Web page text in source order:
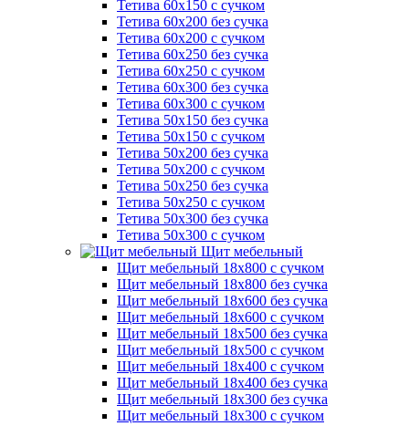
Тетива 60х150 с сучком
Тетива 60х200 без сучка
Тетива 60х200 с сучком
Тетива 60х250 без сучка
Тетива 60х250 с сучком
Тетива 60х300 без сучка
Тетива 60х300 с сучком
Тетива 50х150 без сучка
Тетива 50х150 с сучком
Тетива 50х200 без сучка
Тетива 50х200 с сучком
Тетива 50х250 без сучка
Тетива 50х250 с сучком
Тетива 50х300 без сучка
Тетива 50х300 с сучком
Щит мебельный
Щит мебельный 18х800 с сучком
Щит мебельный 18х800 без сучка
Щит мебельный 18х600 без сучка
Щит мебельный 18х600 с сучком
Щит мебельный 18х500 без сучка
Щит мебельный 18х500 с сучком
Щит мебельный 18х400 с сучком
Щит мебельный 18х400 без сучка
Щит мебельный 18х300 без сучка
Щит мебельный 18х300 с сучком